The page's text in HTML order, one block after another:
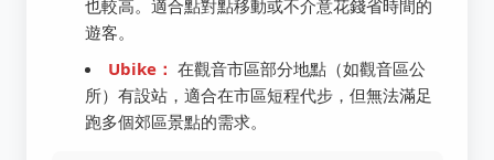
也較高。適合點對點移動或不介意花錢省時間的
遊客。
Ubike： 在觀音市區部分地點（如觀音區公
所）有設站，適合在市區短程代步，但無法滿足
跑多個郊區景點的需求。